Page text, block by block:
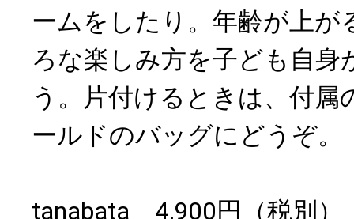
ームをしたり。年齢が上が
ろな楽しみ方を子ども自身
う。片付けるときは、付属
ールドのバッグにどうぞ。
tanabata 4,900円（税別）